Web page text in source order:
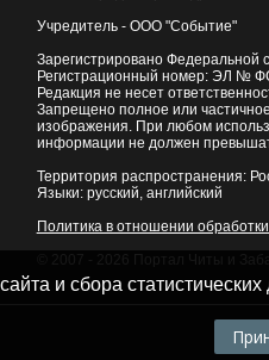
Учредитель - ООО "Событие"
Зарегистрировано Федеральной
Регистрационный номер: ЭЛ №
Редакция не несет
Запрещено полное или
изображения. При любом
информации не должен
Территория распространения:
Языки: русский, английский
Политика в отношении
и сбора